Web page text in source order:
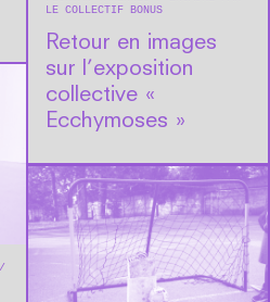
LE COLLECTIF BONUS
Retour en images
sur l’exposition
collective «
Ecchymoses »